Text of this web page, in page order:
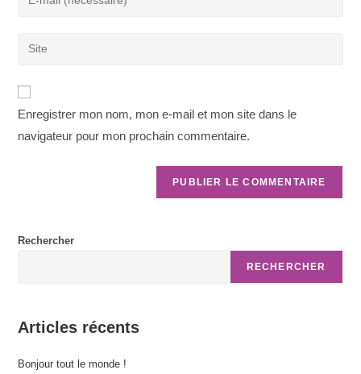
address
Saisir
votre
site
(facultatif)
Enregistrer mon nom, mon e-mail et mon site dans le
navigateur pour mon prochain commentaire.
Rechercher
RECHERCHER
Articles récents
Bonjour tout le monde !